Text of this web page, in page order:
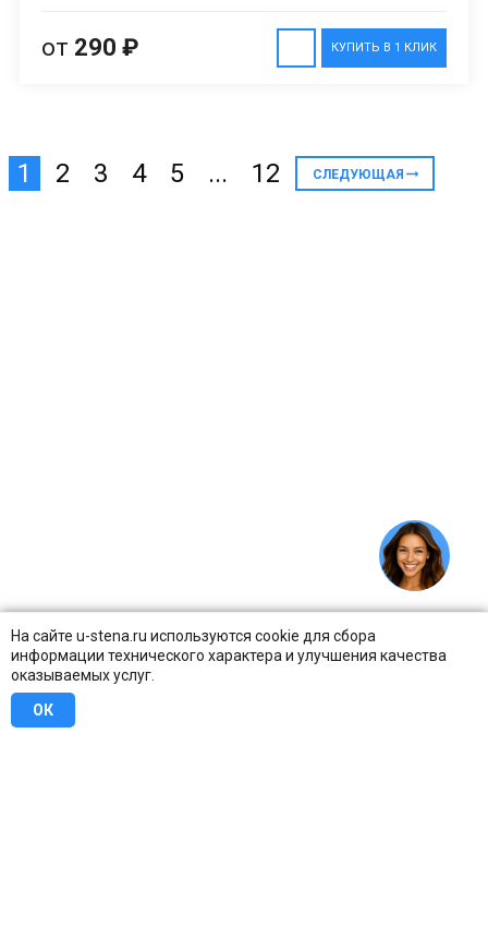
На сайте u-stena.ru используются cookie для сбора
информации технического характера и улучшения качества
оказываемых услуг.
ОК
КУПИТЬ В 1 КЛИК
от 290 ₽
1 2 3 4 5 ... 12 СЛЕДУЮЩАЯ